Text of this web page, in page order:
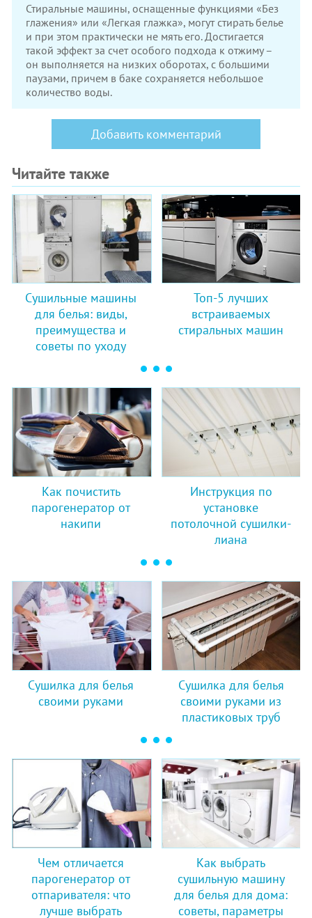
Стиральные машины, оснащенные функциями «Без
глажения» или «Легкая глажка», могут стирать белье
и при этом практически не мять его. Достигается
такой эффект за счет особого подхода к отжиму –
он выполняется на низких оборотах, с большими
паузами, причем в баке сохраняется небольшое
количество воды.
Добавить комментарий
Читайте также
Сушильные машины
для белья: виды,
преимущества и
советы по уходу
Топ-5 лучших
встраиваемых
стиральных машин
Как почистить
парогенератор от
накипи
Инструкция по
установке
потолочной сушилки-
лиана
Сушилка для белья
своими руками
Сушилка для белья
своими руками из
пластиковых труб
Чем отличается
парогенератор от
отпаривателя: что
лучше выбрать
Как выбрать
сушильную машину
для белья для дома:
советы, параметры